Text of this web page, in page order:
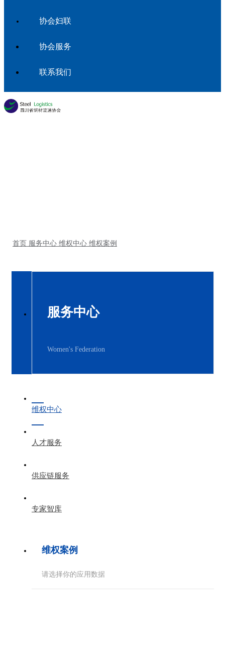
协会妇联
协会服务
联系我们
首页 服务中心 维权中心 维权案例
服务中心
Women's Federation
维权中心
人才服务
供应链服务
专家智库
维权案例
请选择你的应用数据